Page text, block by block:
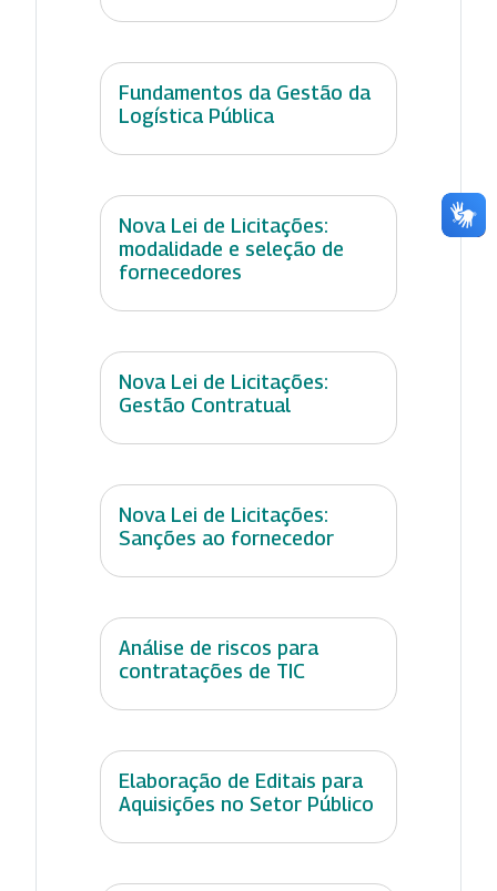
Fundamentos da Gestão da
Logística Pública
Nova Lei de Licitações:
modalidade e seleção de
fornecedores
Nova Lei de Licitações:
Gestão Contratual
Nova Lei de Licitações:
Sanções ao fornecedor
Análise de riscos para
contratações de TIC
Elaboração de Editais para
Aquisições no Setor Público